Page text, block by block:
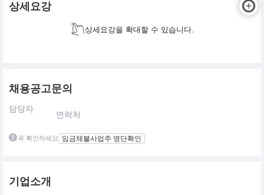
상세요강
상세요강을 확대할 수 있습니다.
채용공고문의
담당자
연락처
꼭 확인하세요 임금체불사업주 명단확인
기업소개